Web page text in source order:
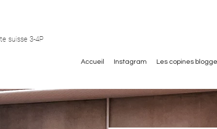
suisse 3-4P
Accueil Instagram Les copines